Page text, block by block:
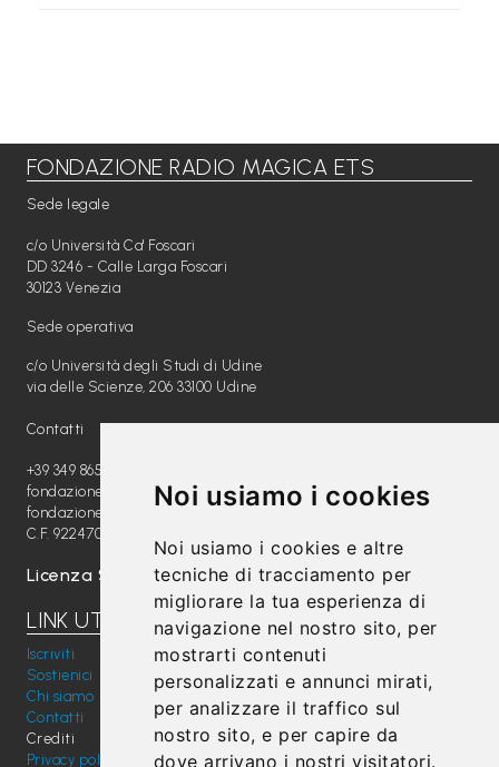
Noi usiamo i cookies
Noi usiamo i cookies e altre
tecniche di tracciamento per
migliorare la tua esperienza di
navigazione nel nostro sito, per
mostrarti contenuti
personalizzati e annunci mirati,
per analizzare il traffico sul
nostro sito, e per capire da
dove arrivano i nostri visitatori.
FONDAZIONE RADIO MAGICA ETS
Sede legale
c/o Università Ca' Foscari
DD 3246 - Calle Larga Foscari
30123 Venezia
Sede operativa
c/o Università degli Studi di Udine
via delle Scienze, 206 33100 Udine
Contatti
+39 349 8654789
fondazione@radiomagica.org
fondazioneradiomagica@pec.it
C.F. 92247020289
Licenza SIAE: 202100000612
LINK UTILI
Iscriviti
Sostienici
Chi siamo
Contatti
Crediti
Privacy policy